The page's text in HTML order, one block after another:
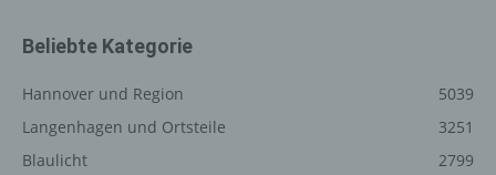
Beliebte Kategorie
Hannover und Region
5039
Langenhagen und Ortsteile
3251
Blaulicht
2799
Funktionsfähigkeit unserer informationstechnologischen
gewährleisten sowie (4) um Strafverfolgungsbehörden
notwendigen Informationen bereitzustellen. Diese
anonym erhobenen Daten und Informationen werden